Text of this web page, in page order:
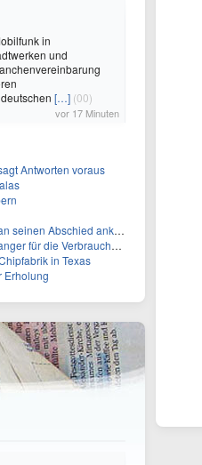
in
und
[…] (00)
vor 17 Minuten
Antworten voraus
Abschied ankündigt
Verbrauchertechnologie
in Texas
Erholung